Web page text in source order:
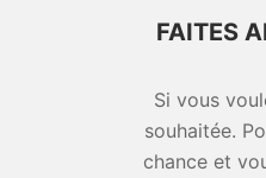
FAITES
Si vous
souhaitée.
chance et